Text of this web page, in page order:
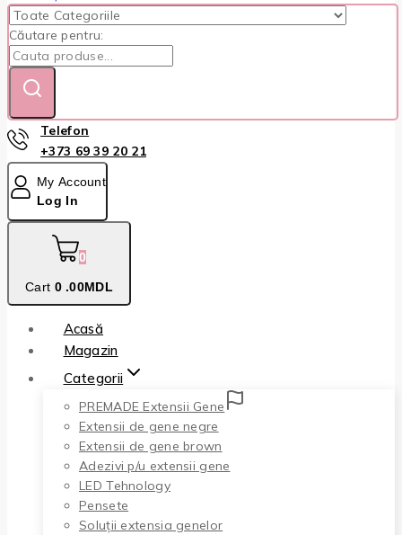
Căutare pentru:
Telefon
+373 69 39 20 21
My Account
Log In
0
Cart 0 .00MDL
Acasă
Magazin
Categorii
PREMADE Extensii Gene
Extensii de gene negre
Extensii de gene brown
Adezivi p/u extensii gene
LED Tehnology
Pensete
Soluții extensia genelor